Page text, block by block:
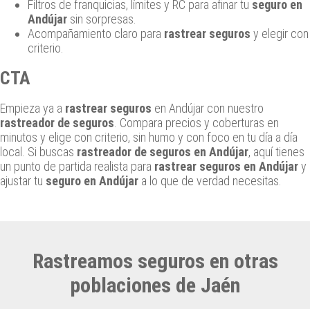
Filtros de franquicias, límites y RC para afinar tu seguro en
Andújar sin sorpresas.
Acompañamiento claro para rastrear seguros y elegir con
criterio.
CTA
Empieza ya a rastrear seguros en Andújar con nuestro
rastreador de seguros . Compara precios y coberturas en
minutos y elige con criterio, sin humo y con foco en tu día a día
local. Si buscas rastreador de seguros en Andújar, aquí tienes
un punto de partida realista para rastrear seguros en Andújary
ajustar tu seguro en Andújar a lo que de verdad necesitas.
Rastreamos seguros en otras
poblaciones de Jaén